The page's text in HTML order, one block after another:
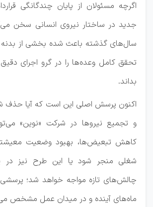
اگرچه مسئولان از پایان چندگانگی
جدید در ساختار نیروی انسانی سخن
سال‌های گذشته باعث شده بخشی از بدنه
تحقق کامل وعده‌ها را در گرو اجرای
بداند.
اکنون پرسش اصلی این است که آیا حذف
و تجمیع نیروها در شرکت «نوین»
کاهش تبعیض‌ها، بهبود وضعیت
شغلی منجر شود یا این طرح نیز در
چالش‌های تازه مواجه خواهد شد؛
ماه‌های آینده و در میدان عمل مشخص